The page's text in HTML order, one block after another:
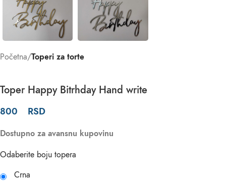
Početna Toperi za torte
Toper Happy Bitrhday Hand write
800 RSD
Dostupno za avansnu kupovinu
Odaberite boju topera
Crna